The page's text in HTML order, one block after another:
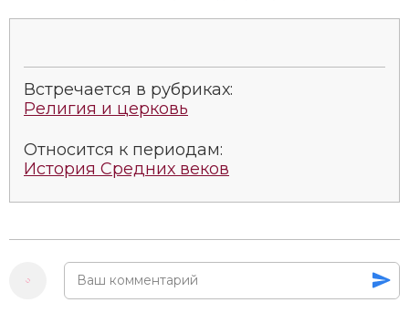
СССР
Встречается в рубриках:
Религия и церковь
Относится к периодам:
История Средних веков